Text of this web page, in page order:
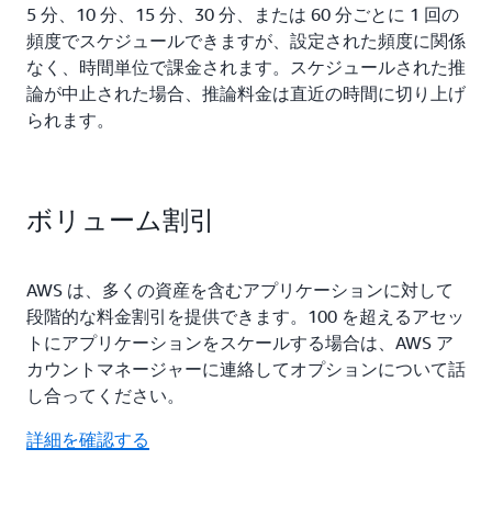
5 分、10 分、15 分、30 分、または 60 分ごとに 1 回の
頻度でスケジュールできますが、設定された頻度に関係
なく、時間単位で課金されます。スケジュールされた推
論が中止された場合、推論料金は直近の時間に切り上げ
られます。
ボリューム割引
AWS は、多くの資産を含むアプリケーションに対して
段階的な料金割引を提供できます。100 を超えるアセッ
トにアプリケーションをスケールする場合は、AWS ア
カウントマネージャーに連絡してオプションについて話
し合ってください。
詳細を確認する